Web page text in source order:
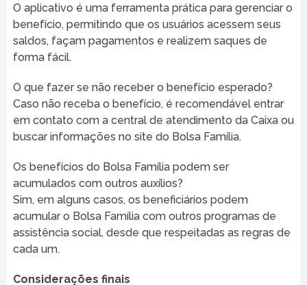
O aplicativo é uma ferramenta prática para gerenciar o
benefício, permitindo que os usuários acessem seus
saldos, façam pagamentos e realizem saques de
forma fácil.
O que fazer se não receber o benefício esperado?
Caso não receba o benefício, é recomendável entrar
em contato com a central de atendimento da Caixa ou
buscar informações no site do Bolsa Família.
Os benefícios do Bolsa Família podem ser
acumulados com outros auxílios?
Sim, em alguns casos, os beneficiários podem
acumular o Bolsa Família com outros programas de
assistência social, desde que respeitadas as regras de
cada um.
Considerações finais